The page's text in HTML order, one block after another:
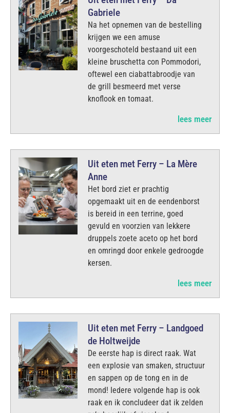
Gabriele
Na het opnemen van de bestelling
krijgen we een amuse
voorgeschoteld bestaand uit een
kleine bruschetta con Pommodori,
oftewel een ciabattabroodje van
de grill besmeerd met verse
knoflook en tomaat.
lees meer
Uit eten met Ferry – La Mère
Anne
Het bord ziet er prachtig
opgemaakt uit en de eendenborst
is bereid in een terrine, goed
gevuld en voorzien van lekkere
druppels zoete aceto op het bord
en omringd door enkele gedroogde
kersen.
lees meer
Uit eten met Ferry – Landgoed
de Holtweijde
De eerste hap is direct raak. Wat
een explosie van smaken, structuur
en sappen op de tong en in de
mond! Iedere volgende hap is ook
raak en ik concludeer dat ik zelden